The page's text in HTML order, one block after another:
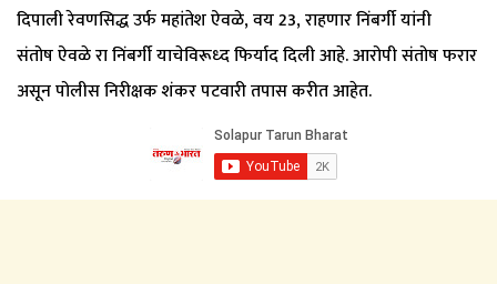
दिपाली रेवणसिद्ध उर्फ महांतेश ऐवळे, वय 23, राहणार निंबर्गी यांनी
संतोष ऐवळे रा निंबर्गी याचेविरूध्द फिर्याद दिली आहे. आरोपी संतोष फरार
असून पोलीस निरीक्षक शंकर पटवारी तपास करीत आहेत.